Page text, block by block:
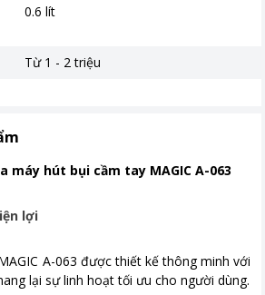
0.6 lít
Từ 1 - 2 triệu
máy hút bụi cầm tay MAGIC A-063
lợi
A-063 được thiết kế thông minh với
lại sự linh hoạt tối ưu cho người dùng.